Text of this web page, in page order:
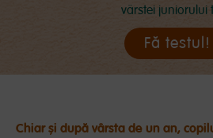
vârstei juniorului
Fă testul!
Chiar și după vârsta de un an,